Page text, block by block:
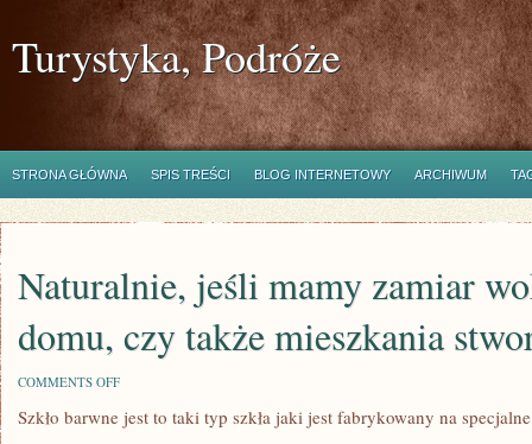
Turystyka, Podróże
STRONA GŁÓWNA SPIS TREŚCI BLOG INTERNETOWY ARCHIWUM
Naturalnie, jeśli mamy zamiar
domu, czy także mieszkania
COMMENTS OFFON
JEŚLI
MAMY
Szkło barwne jest to taki typ szkła jaki jest fabrykowany na